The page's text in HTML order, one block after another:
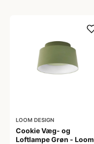
LOOM DESIGN
Cookie Væg- og
Loftlampe Grøn - Loom